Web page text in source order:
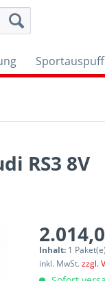
Sportauspuff
RS3 8V
Inhalt: 1 Paket(e)
inkl. MwSt.zzgl.